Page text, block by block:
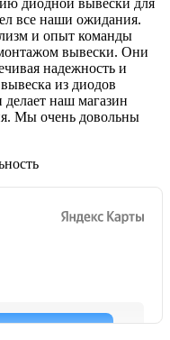
все наши ожидания.
и опыт команды
вывески. Они
надежность и
из диодов
наш магазин
Мы очень довольны